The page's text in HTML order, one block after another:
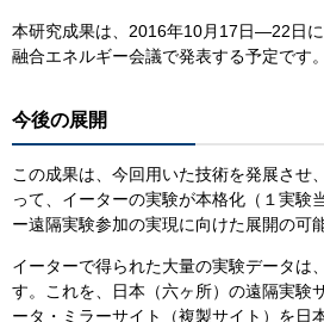
本研究成果は、2016年10月17日—22日
融合エネルギー会議で発表する予定です。
今後の展開
この成果は、今回用いた技術を発展させ
って、イーターの実験が本格化（１実験
ー遠隔実験参加の実現に向けた展開の可
イーターで得られた大量の実験データは
す。これを、日本（六ヶ所）の遠隔実験
ータ・ミラーサイト（複製サイト）を日